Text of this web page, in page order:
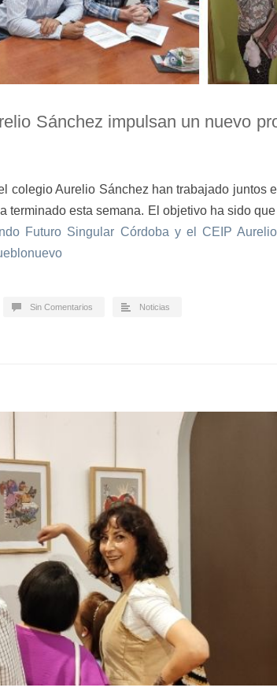
Sánchez impulsan un nuevo
colegio Aurelio Sánchez han trabajado juntos
terminado esta semana. El objetivo ha sido
Futuro Singular Córdoba y el CEIP
Sin Comentarios Noticias